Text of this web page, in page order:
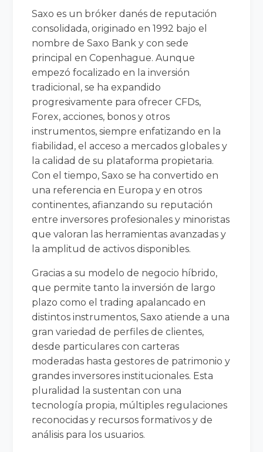
Saxo es un bróker danés de reputación
consolidada, originado en 1992 bajo el
nombre de Saxo Bank y con sede
principal en Copenhague. Aunque
empezó focalizado en la inversión
tradicional, se ha expandido
progresivamente para ofrecer CFDs,
Forex, acciones, bonos y otros
instrumentos, siempre enfatizando en la
fiabilidad, el acceso a mercados globales y
la calidad de su plataforma propietaria.
Con el tiempo, Saxo se ha convertido en
una referencia en Europa y en otros
continentes, afianzando su reputación
entre inversores profesionales y minoristas
que valoran las herramientas avanzadas y
la amplitud de activos disponibles.
Gracias a su modelo de negocio híbrido,
que permite tanto la inversión de largo
plazo como el trading apalancado en
distintos instrumentos, Saxo atiende a una
gran variedad de perfiles de clientes,
desde particulares con carteras
moderadas hasta gestores de patrimonio y
grandes inversores institucionales. Esta
pluralidad la sustentan con una
tecnología propia, múltiples regulaciones
reconocidas y recursos formativos y de
análisis para los usuarios.